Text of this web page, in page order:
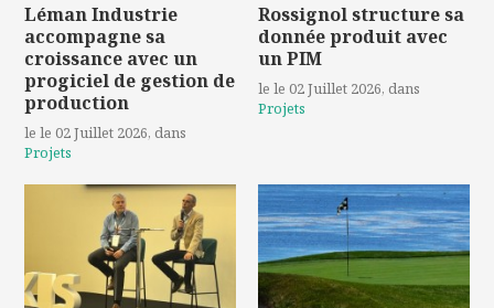
Léman Industrie
accompagne sa
croissance avec un
progiciel de gestion de
production
le le 02 Juillet 2026, dans
Projets
Rossignol structure sa
donnée produit avec
un PIM
le le 02 Juillet 2026, dans
Projets